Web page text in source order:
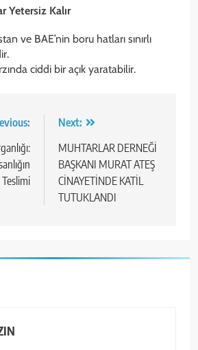
Yetersiz Kalır
ve BAE’nin boru hatları sınırlı
ciddi bir açık yaratabilir.
Teslimi
Next:
MUHTARLAR DERNEĞİ
BAŞKANI MURAT ATEŞ
CİNAYETİNDE KATİL
TUTUKLANDI